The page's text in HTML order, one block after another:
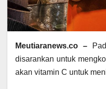
Meutiaranews.co –
disarankan untuk
akan vitamin C untuk